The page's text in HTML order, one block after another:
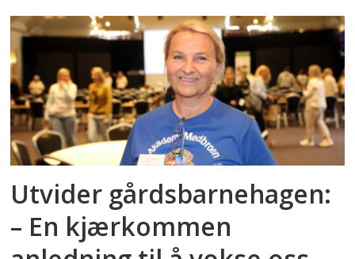
Utvider gårdsbarnehagen:
– En kjærkommen